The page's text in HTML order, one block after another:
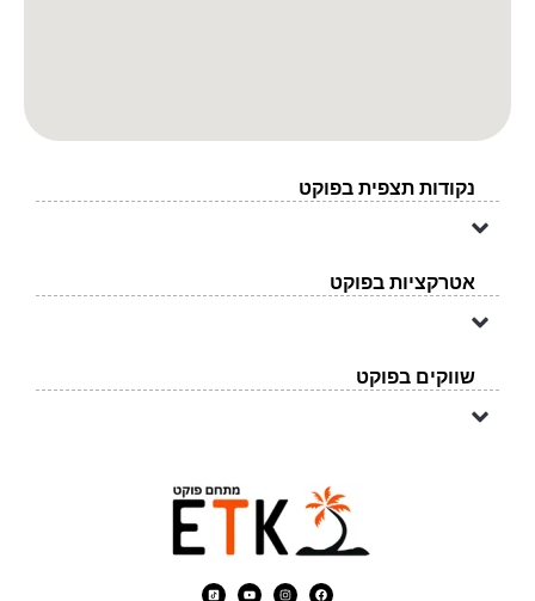
נקודות תצפית בפוקט
אטרקציות בפוקט
שווקים בפוקט